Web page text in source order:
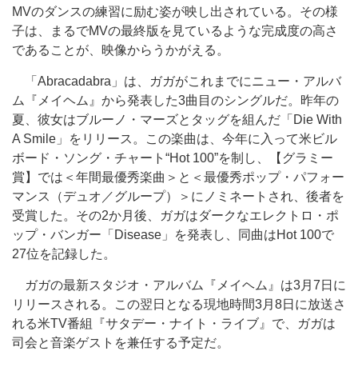
MVのダンスの練習に励む姿が映し出されている。その様
子は、まるでMVの最終版を見ているような完成度の高さ
であることが、映像からうかがえる。
「Abracadabra」は、ガガがこれまでにニュー・アルバ
ム『メイヘム』から発表した3曲目のシングルだ。昨年の
夏、彼女はブルーノ・マーズとタッグを組んだ「Die With
A Smile」をリリース。この楽曲は、今年に入って米ビル
ボード・ソング・チャート“Hot 100”を制し、【グラミー
賞】では＜年間最優秀楽曲＞と＜最優秀ポップ・パフォー
マンス（デュオ／グループ）＞にノミネートされ、後者を
受賞した。その2か月後、ガガはダークなエレクトロ・ポ
ップ・バンガー「Disease」を発表し、同曲はHot 100で
27位を記録した。
ガガの最新スタジオ・アルバム『メイヘム』は3月7日に
リリースされる。この翌日となる現地時間3月8日に放送さ
れる米TV番組『サタデー・ナイト・ライブ』で、ガガは
司会と音楽ゲストを兼任する予定だ。